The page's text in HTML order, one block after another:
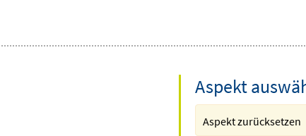
Aspekt
Aspekt zurücksetzen